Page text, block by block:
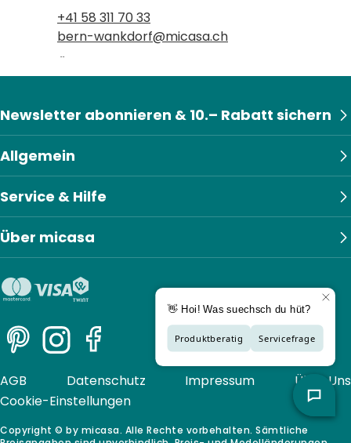
Allgemein
Service & Hilfe
Über micasa
Newsletter abonnieren & 10.– Rabatt sichern
PinterestInstagramFacebook
Copyright © by micasa. Alle Rechte vorbehalten. Sämtliche
AGB Datenschutz Impressum
Über Uns
Cookie-Einstellungen